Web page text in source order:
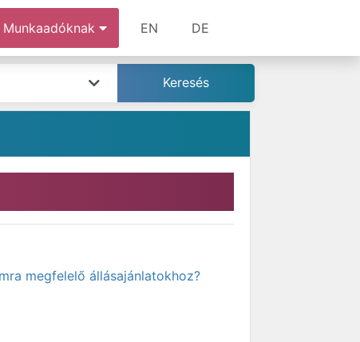
Munkaadóknak EN DE
megfelelő állásajánlatokhoz?